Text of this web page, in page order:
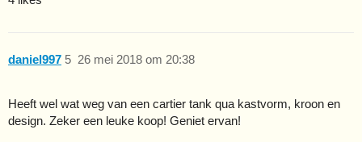
daniel997 26 mei 2018 om 20:38
5
Heeft wel wat weg van een cartier tank qua kastvorm, kroon en
design. Zeker een leuke koop! Geniet ervan!